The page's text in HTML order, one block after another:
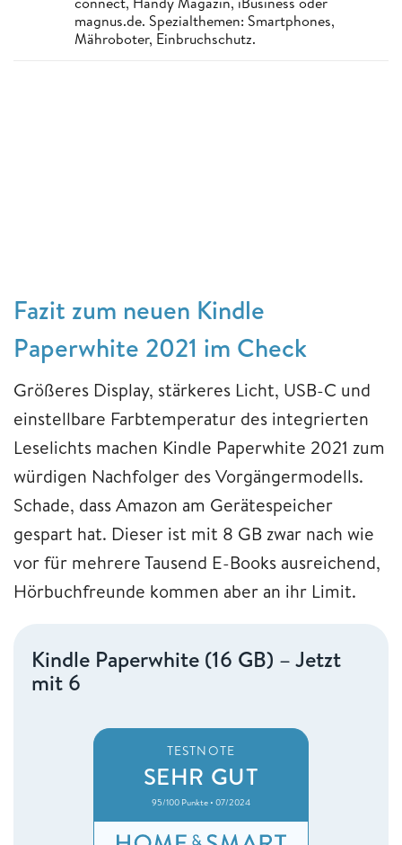
magnus.de. Spezialthemen: Smartphones,
Mähroboter, Einbruchschutz.
Fazit zum neuen Kindle
Paperwhite 2021 im Check
Größeres Display, stärkeres Licht, USB-C und
einstellbare Farbtemperatur des integrierten
Leselichts machen Kindle Paperwhite 2021 zum
würdigen Nachfolger des Vorgängermodells.
Schade, dass Amazon am Gerätespeicher
gespart hat. Dieser ist mit 8 GB zwar nach wie
vor für mehrere Tausend E-Books ausreichend,
Hörbuchfreunde kommen aber an ihr Limit.
Kindle Paperwhite (16 GB) – Jetzt
mit 6
TESTNOTE
SEHR GUT
95/100 Punkte • 07/2024